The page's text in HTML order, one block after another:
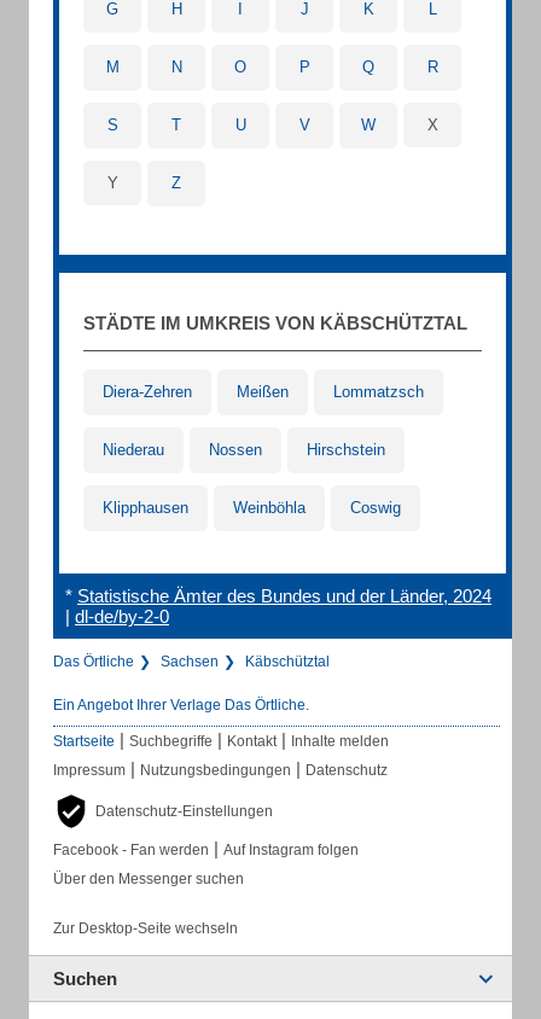
G H J K L
M N O P Q R
S T U V W X
Y Z
STÄDTE IM UMKREIS VON KÄBSCHÜTZTAL
Diera-Zehren Meißen Lommatzsch
Niederau Nossen Hirschstein
Klipphausen Weinböhla Coswig
* Statistische Ämter des Bundes und der Länder, 2024
| dl-de/by-2-0
Das Örtliche Sachsen Käbschütztal
Ein Angebot Ihrer Verlage Das Örtliche.
Startseite | Suchbegriffe | Kontakt | Inhalte melden
Impressum | Nutzungsbedingungen | Datenschutz
Datenschutz-Einstellungen
Facebook - Fan werden | Auf Instagram folgen
Über den Messenger suchen
Zur Desktop-Seite wechseln
Suchen